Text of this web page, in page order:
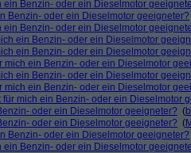
ein Benzin- oder ein Dieselmotor
Benzin- oder ein Dieselmotor geeigneter?
ein Benzin- oder ein Dieselmotor
ein Benzin- oder ein Dieselmotor
ein Benzin- oder ein Dieselmotor
mich ein Benzin- oder ein Dieselmotor
ein Benzin- oder ein Dieselmotor
mich ein Benzin- oder ein Dieselmotor
für mich ein Benzin- oder ein Dieselmotor
oder ein Dieselmotor geeigneter? (
oder ein Dieselmotor geeigneter? (
Benzin- oder ein Dieselmotor geeigneter?
ein Benzin- oder ein Dieselmotor